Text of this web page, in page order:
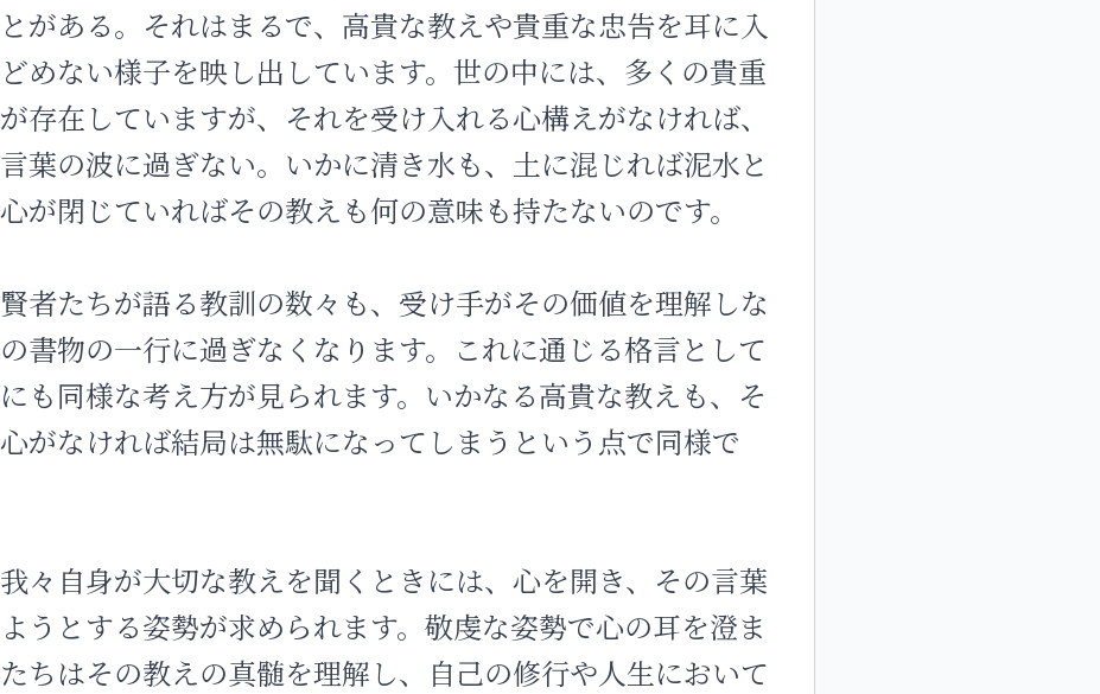
がある。それはまるで、高貴な教えや貴重な忠告を耳に入
めない様子を映し出しています。世の中には、多くの貴重
存在していますが、それを受け入れる心構えがなければ、
葉の波に過ぎない。いかに清き水も、土に混じれば泥水と
が閉じていればその教えも何の意味も持たないのです。
者たちが語る教訓の数々も、受け手がその価値を理解しな
書物の一行に過ぎなくなります。これに通じる格言として
も同様な考え方が見られます。いかなる高貴な教えも、そ
がなければ結局は無駄になってしまうという点で同様で
々自身が大切な教えを聞くときには、心を開き、その言葉
うとする姿勢が求められます。敬虔な姿勢で心の耳を澄ま
ちはその教えの真髄を理解し、自己の修行や人生において